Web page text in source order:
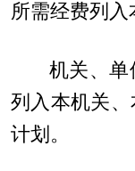
所需经费列入
机关、单
列入本机关
计划。